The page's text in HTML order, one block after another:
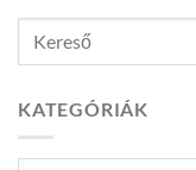
KATEGÓRIÁK